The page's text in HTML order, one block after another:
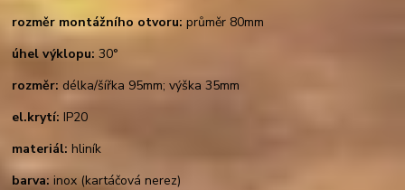
rozměr montážního otvoru:průměr 80mm
úhel výklopu: 30°
rozměr: délka/šířka 95mm; výška 35mm
el.krytí: IP20
materiál: hliník
barva:inox (kartáčová nerez)